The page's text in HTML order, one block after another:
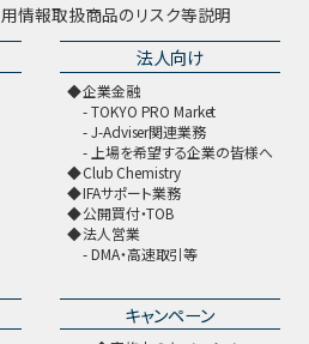
情報取扱商品のリスク等説明
法人向け
企業金融
TOKYO PRO Market
J-Adviser関連業務
上場を希望する企業の皆様へ
Club Chemistry
IFAサポート業務
公開買付・TOB
法人営業
DMA・高速取引等
キャンペーン